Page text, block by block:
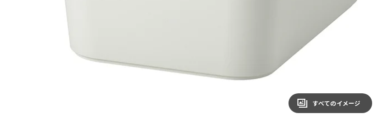
すべてのイメージ